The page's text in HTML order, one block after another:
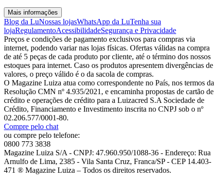
Mais informações
Blog da LuNossas lojasWhatsApp da LuTenha sua
lojaRegulamentoAcessibilidadeSegurança e Privacidade
Preços e condições de pagamento exclusivos para compras via
internet, podendo variar nas lojas físicas. Ofertas válidas na compra
de até 5 peças de cada produto por cliente, até o término dos nossos
estoques para internet. Caso os produtos apresentem divergências de
valores, o preço válido é o da sacola de compras.
O Magazine Luiza atua como correspondente no País, nos termos da
Resolução CMN nº 4.935/2021, e encaminha propostas de cartão de
crédito e operações de crédito para a Luizacred S.A Sociedade de
Crédito, Financiamento e Investimento inscrita no CNPJ sob o nº
02.206.577/0001-80.
Compre pelo chat
ou compre pelo telefone:
0800 773 3838
Magazine Luiza S/A - CNPJ: 47.960.950/1088-36 - Endereço: Rua
Arnulfo de Lima, 2385 - Vila Santa Cruz, Franca/SP - CEP 14.403-
471 ® Magazine Luiza – Todos os direitos reservados.